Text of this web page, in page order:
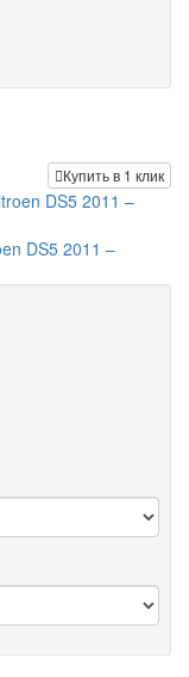
Купить в 1 клик
DS5 2011 –